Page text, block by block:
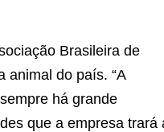
Brasileira de
animal do país. “A
há grande
que a empresa trará